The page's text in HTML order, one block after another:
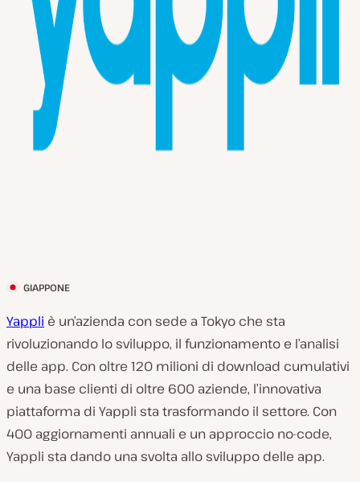
a
e
s
e
d
e
l
GIAPPONE
Yappli è un’azienda con sede a Tokyo che sta
rivoluzionando lo sviluppo, il funzionamento e l’analisi
delle app. Con oltre 120 milioni di download cumulativi
e una base clienti di oltre 600 aziende, l’innovativa
piattaforma di Yappli sta trasformando il settore. Con
400 aggiornamenti annuali e un approccio no-code,
Yappli sta dando una svolta allo sviluppo delle app.